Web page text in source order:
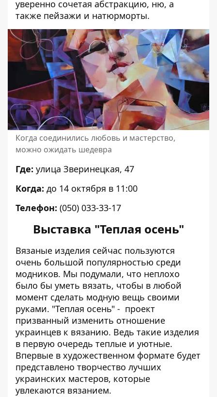
уверенно сочетая абстракцию, ню, а
также пейзажи и натюрморты.
Когда соединились любовь и мастерство,
можно ожидать шедевра
Где: улица Зверинецкая, 47
Когда: до 14 октября в 11:00
Телефон: (050) 033-33-17
Выставка "Теплая осень"
Вязаные изделия сейчас пользуются
очень большой популярностью среди
модников. Мы подумали, что неплохо
было бы уметь вязать, чтобы в любой
момент сделать модную вещь своими
руками. "Теплая осень" - проект
призванный изменить отношение
украинцев к вязанию. Ведь такие изделия
в первую очередь теплые и уютные.
Впервые в художественном формате будет
представлено творчество лучших
украинских мастеров, которые
увлекаются вязанием.